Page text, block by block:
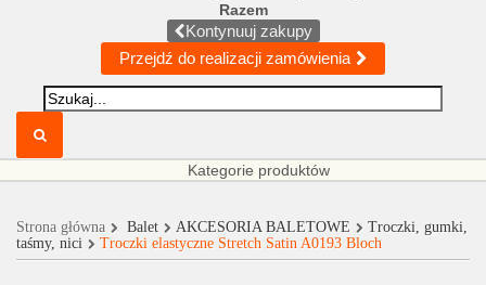
Razem
Kontynuuj zakupy
Przejdź do realizacji zamówienia
Kategorie produktów
Strona główna Balet AKCESORIA BALETOWE
Troczki, gumki,
taśmy, nici
Troczki elastyczne Stretch Satin A0193 Bloch